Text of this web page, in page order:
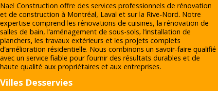
Nael Construction offre des services professionnels de rénovation
et de construction à Montréal, Laval et sur la Rive‑Nord. Notre
expertise comprend les rénovations de cuisines, la rénovation de
salles de bain, l’aménagement de sous-sols, l’installation de
planchers, les travaux extérieurs et les projets complets
d’amélioration résidentielle. Nous combinons un savoir-faire qualifié
avec un service fiable pour fournir des résultats durables et de
haute qualité aux propriétaires et aux entreprises.
Villes Desservies